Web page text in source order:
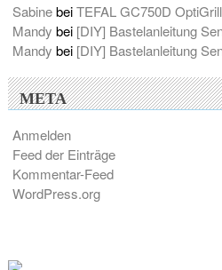
SabinebeiTEFAL GC750D
Mandy bei [DIY] Bastelanleitung
Mandy bei [DIY] Bastelanleitung
META
Anmelden
Feed der Einträge
Kommentar-Feed
WordPress.org